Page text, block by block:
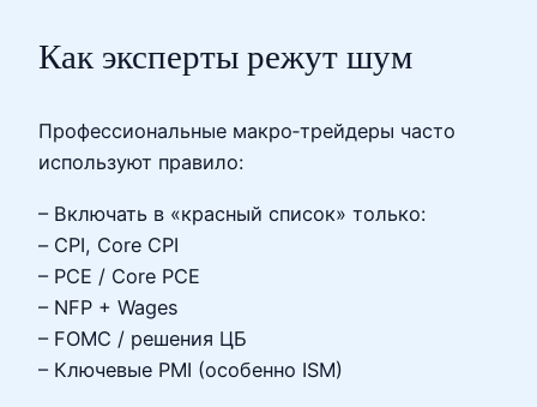
Как эксперты режут шум
Профессиональные макро‑трейдеры часто
используют правило:
– Включать в «красный список» только:
– CPI, Core CPI
– PCE / Core PCE
– NFP + Wages
– FOMC / решения ЦБ
– Ключевые PMI (особенно ISM)